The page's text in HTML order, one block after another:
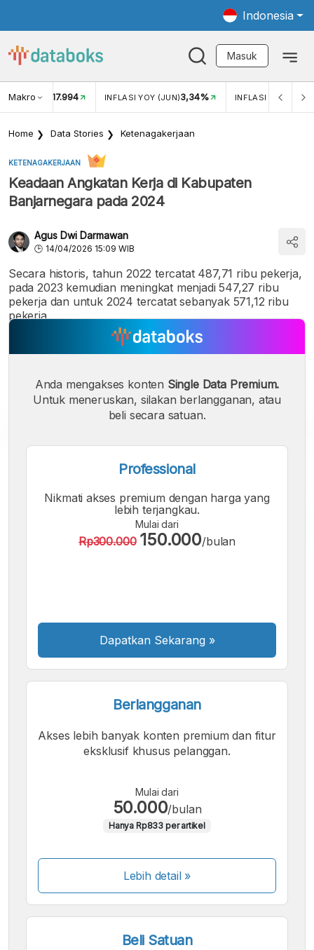
Indonesia
Masuk
Makro
USD/IDR 17.994 INFLASI YOY (JUN)3,34% INFLASI MOM
Home Data Stories Ketenagakerjaan
KETENAGAKERJAAN
Keadaan Angkatan Kerja di Kabupaten
Banjarnegara pada 2024
Agus Dwi Darmawan
14/04/2026 15:09 WIB
Secara historis, tahun 2022 tercatat 487,71 ribu pekerja,
pada 2023 kemudian meningkat menjadi 547,27 ribu
pekerja dan untuk 2024 tercatat sebanyak 571,12 ribu
pekerja.
Besar
Anda mengakses konten Single Data Premium.
Untuk meneruskan, silakan berlangganan, atau
beli secara satuan.
Professional
Nikmati akses premium dengan harga yang
lebih terjangkau.
Mulai dari
Rp300.000 150.000/bulan
Dapatkan Sekarang »
Berlangganan
Akses lebih banyak konten premium dan fitur
eksklusif khusus pelanggan.
Mulai dari
50.000/bulan
Hanya Rp833 per artikel
Lebih detail »
Beli Satuan